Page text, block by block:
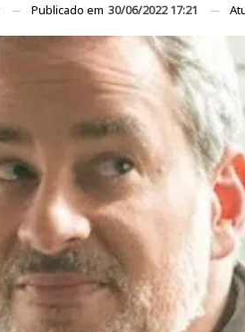
Publicado em 30/06/2022 17:21